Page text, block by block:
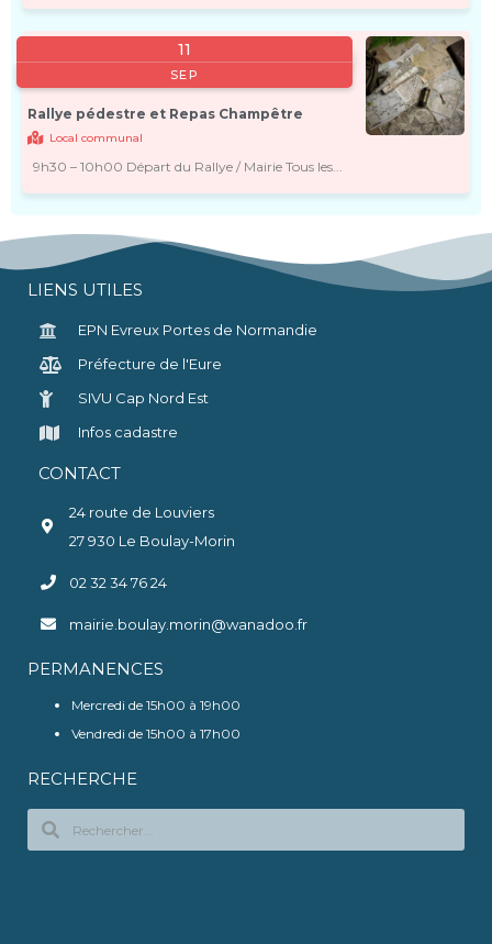
11
SEP
Rallye pédestre et Repas Champêtre
Local communal
9h30 – 10h00 Départ du Rallye / Mairie Tous les...
LIENS UTILES
EPN Evreux Portes de Normandie
Préfecture de l'Eure
SIVU Cap Nord Est
Infos cadastre
CONTACT
24 route de Louviers
27 930 Le Boulay-Morin
02 32 34 76 24
mairie.boulay.morin@wanadoo.fr
PERMANENCES
Mercredi de 15h00 à 19h00
Vendredi de 15h00 à 17h00
RECHERCHE